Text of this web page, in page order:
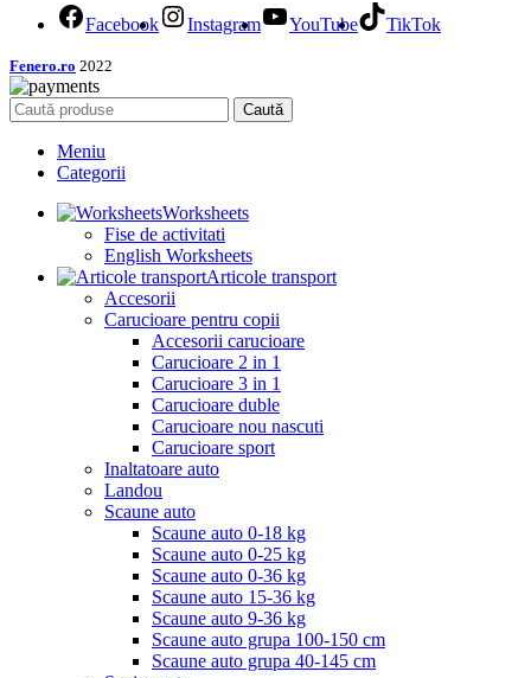
Facebook Instagram YouTube TikTok
Fenero.ro 2022
Caută
Meniu
Categorii
Worksheets
Fise de activitati
English Worksheets
Articole transport
Accesorii
Carucioare pentru copii
Accesorii carucioare
Carucioare 2 in 1
Carucioare 3 in 1
Carucioare duble
Carucioare nou nascuti
Carucioare sport
Inaltatoare auto
Landou
Scaune auto
Scaune auto 0-18 kg
Scaune auto 0-25 kg
Scaune auto 0-36 kg
Scaune auto 15-36 kg
Scaune auto 9-36 kg
Scaune auto grupa 100-150 cm
Scaune auto grupa 40-145 cm